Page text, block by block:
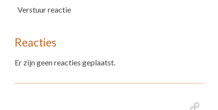
Verstuur reactie
Reacties
Er zijn geen reacties geplaatst.